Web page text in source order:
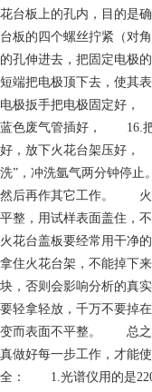
花台板上的孔内，目的
台板的四个螺丝拧紧（
的孔伸进去，把固定电
短端把电极顶下去，使其
电极扳手把电极固定好
蓝色废气管插好， 16.
好，放下火花台架压好
洗”，冲洗氩气两分钟停
然后再作其它工作。 火
平整，用试样表面盖住
火花台盖板要经常用干
拿住火花台架，不能掉下
块，否则会影响分析的
要轻拿轻放，千万不要掉
变而表面不平整。 总之
真做好每一步工作，才
全： 1.光谱仪用的是